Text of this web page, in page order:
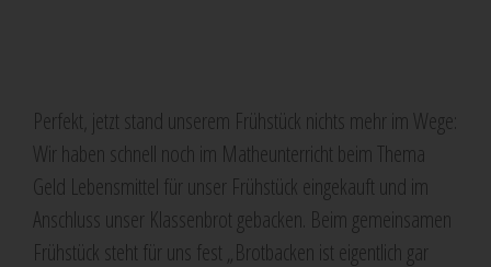
Perfekt, jetzt stand unserem Frühstück nichts mehr im Wege:
Wir haben schnell noch im Matheunterricht beim Thema
Geld Lebensmittel für unser Frühstück eingekauft und im
Anschluss unser Klassenbrot gebacken. Beim gemeinsamen
Frühstück steht für uns fest „Brotbacken ist eigentlich gar